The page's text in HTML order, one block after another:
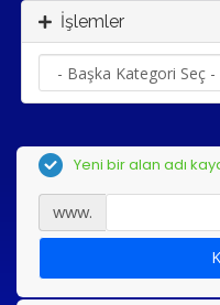
İşlemler
Yeni bir alan adı
www.